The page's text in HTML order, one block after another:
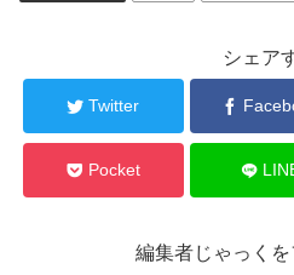
シェア
Twitter
Pocket
編集者じゃっく